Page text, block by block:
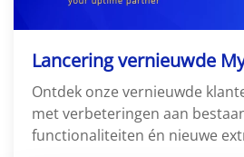
Lancering vernieuwde
Ontdek onze vernieuwde
met verbeteringen aan
functionaliteiten én nieuwe